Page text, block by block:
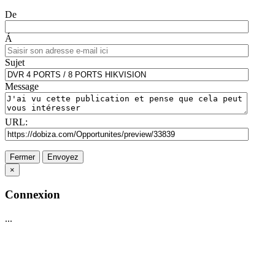
De
Á
Sujet
Message
URL:
Fermer
Envoyez
×
Connexion
...